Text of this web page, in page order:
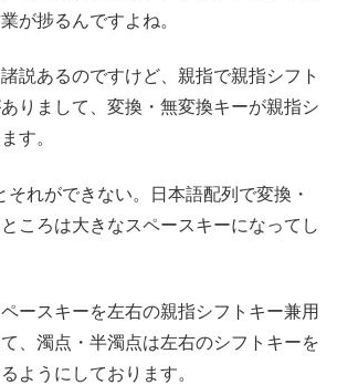
が捗るんですよね。
説あるのですけど、親指で親指シフト
りまして、変換・無変換キーが親指シ
す。
それができない。日本語配列で変換・
ころは大きなスペースキーになってし
ースキーを左右の親指シフトキー兼用
、濁点・半濁点は左右のシフトキーを
ようにしております。